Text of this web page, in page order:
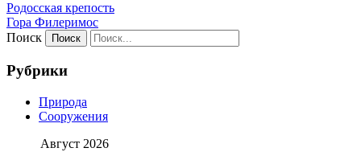
Родосская крепость
Гора Филеримос
Поиск
Рубрики
Природа
Сооружения
Август 2026